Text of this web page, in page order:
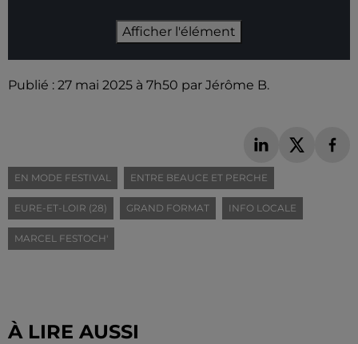
Afficher l'élément
Publié : 27 mai 2025 à 7h50 par Jérôme B.
EN MODE FESTIVAL ENTRE BEAUCE ET PERCHE
EURE-ET-LOIR (28) GRAND FORMAT INFO LOCALE
MARCEL FESTOCH'
À LIRE AUSSI